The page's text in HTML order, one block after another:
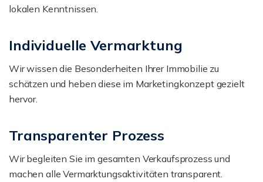
lokalen Kenntnissen.
Individuelle Vermarktung
Wir wissen die Besonderheiten Ihrer Immobilie zu
schätzen und heben diese im Marketingkonzept gezielt
hervor.
Transparenter Prozess
Wir begleiten Sie im gesamten Verkaufsprozess und
machen alle Vermarktungsaktivitäten transparent.